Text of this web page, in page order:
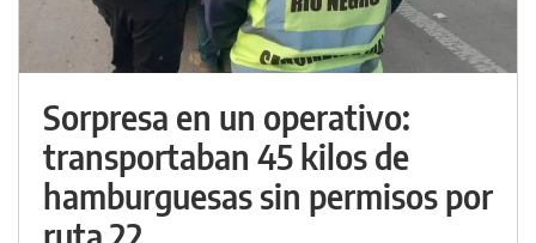
Sorpresa en un operativo:
transportaban 45 kilos de
hamburguesas sin permisos por